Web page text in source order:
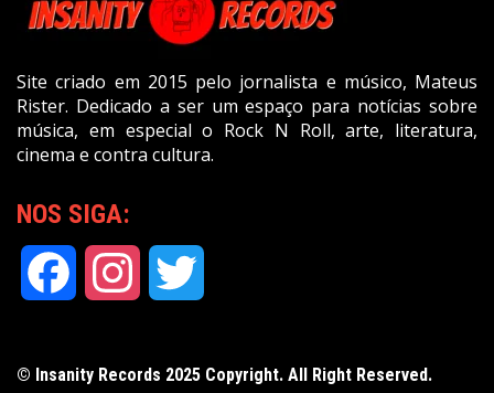
Site criado em 2015 pelo jornalista e músico, Mateus
Rister. Dedicado a ser um espaço para notícias sobre
música, em especial o Rock N Roll, arte, literatura,
cinema e contra cultura.
NOS SIGA:
Facebook Instagram
© Insanity Records 2025 Copyright. All Right Reserved.